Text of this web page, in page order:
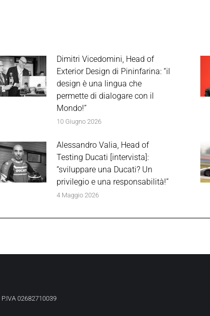
Dimitri Vicedomini, Head of
Exterior Design di Pininfarina: “il
design è una lingua che
permette di dialogare con il
Mondo!”
10 Giugno 2026
Alessandro Valia, Head of
Testing Ducati [intervista]:
“sviluppare una Ducati? Un
privilegio e una responsabilità!”
4 Maggio 2026
02682710039